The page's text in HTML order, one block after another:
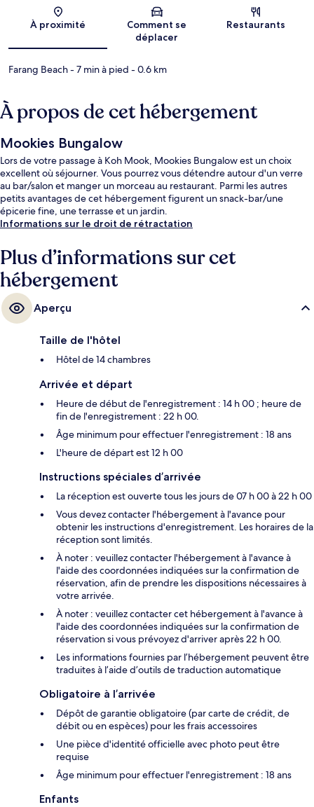
Carte
À proximité
Comment se
déplacer
Restaurants
Farang Beach- 7 min à pied - 0.6 km
À propos de cet hébergement
Mookies Bungalow
Lors de votre passage à Koh Mook, Mookies Bungalow est un choix
excellent où séjourner. Vous pourrez vous détendre autour d'un verre
au bar/salon et manger un morceau au restaurant. Parmi les autres
petits avantages de cet hébergement figurent un snack-bar/une
épicerie fine, une terrasse et un jardin.
Informations sur le droit de rétractation
Plus d’informations sur cet
hébergement
Aperçu
Taille de l'hôtel
Hôtel de 14 chambres
Arrivée et départ
Heure de début de l'enregistrement : 14 h 00 ; heure de
fin de l'enregistrement : 22 h 00.
Âge minimum pour effectuer l'enregistrement : 18 ans
L'heure de départ est 12 h 00
Instructions spéciales d’arrivée
La réception est ouverte tous les jours de 07 h 00 à 22 h 00
Vous devez contacter l'hébergement à l'avance pour
obtenir les instructions d'enregistrement. Les horaires de la
réception sont limités.
À noter : veuillez contacter l'hébergement à l'avance à
l'aide des coordonnées indiquées sur la confirmation de
réservation, afin de prendre les dispositions nécessaires à
votre arrivée.
À noter : veuillez contacter cet hébergement à l'avance à
l'aide des coordonnées indiquées sur la confirmation de
réservation si vous prévoyez d'arriver après 22 h 00.
Les informations fournies par l’hébergement peuvent être
traduites à l’aide d’outils de traduction automatique
Obligatoire à l’arrivée
Dépôt de garantie obligatoire (par carte de crédit, de
débit ou en espèces) pour les frais accessoires
Une pièce d'identité officielle avec photo peut être
requise
Âge minimum pour effectuer l'enregistrement : 18 ans
Enfants